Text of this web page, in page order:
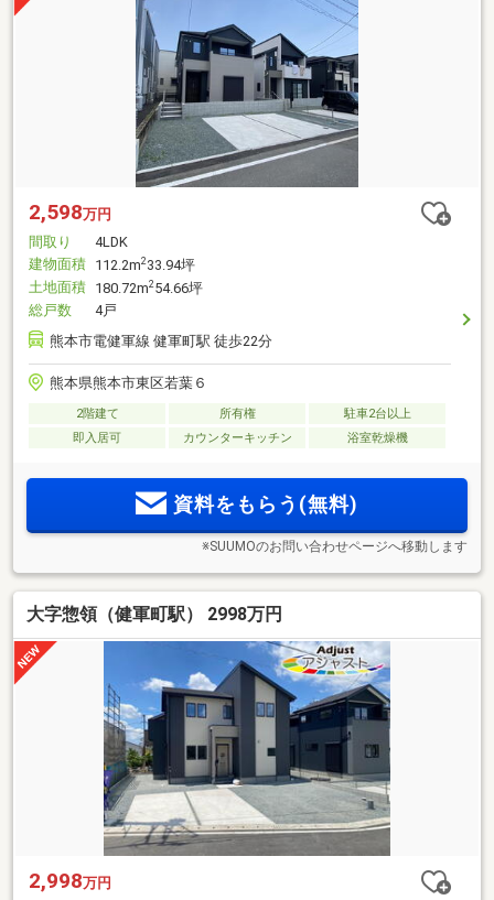
2,598万円
間取り
4LDK
建物面積 112.2m233.94坪
土地面積 180.72m254.66坪
総戸数
4戸
熊本市電健軍線 健軍町駅 徒歩22分
熊本県熊本市東区若葉６
2階建て 所有権
駐車2台以上
即入居可
カウンターキッチン 浴室乾燥機
資料をもらう(無料)
※SUUMOのお問い合わせページへ移動します
大字惣領（健軍町駅） 2998万円
2,998万円